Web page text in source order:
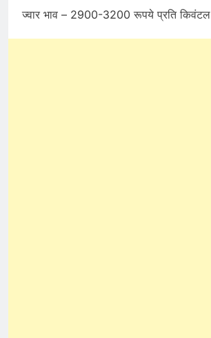
ज्वार भाव – 2900-3200 रूपये प्रति किवंटल